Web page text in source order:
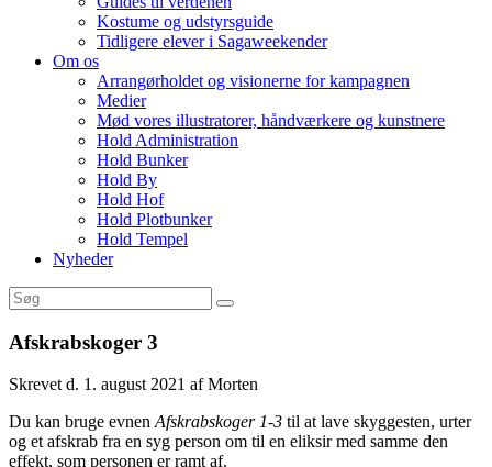
Kostume og udstyrsguide
Tidligere elever i Sagaweekender
Om os
Arrangørholdet og visionerne for kampagnen
Medier
Mød vores illustratorer, håndværkere og kunstnere
Hold Administration
Hold Bunker
Hold By
Hold Hof
Hold Plotbunker
Hold Tempel
Nyheder
Afskrabskoger 3
Skrevet d. 1. august 2021 af Morten
Du kan bruge evnenAfskrabskoger 1-3 til at lave skyggesten, urter
og et afskrab fra en syg person om til en eliksir med samme den
effekt, som personen er ramt af.